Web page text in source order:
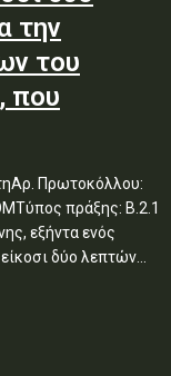
την
του
που
Πρωτοκόλλου:
πράξης: Β.2.1
εξήντα ενός
δύο λεπτών...